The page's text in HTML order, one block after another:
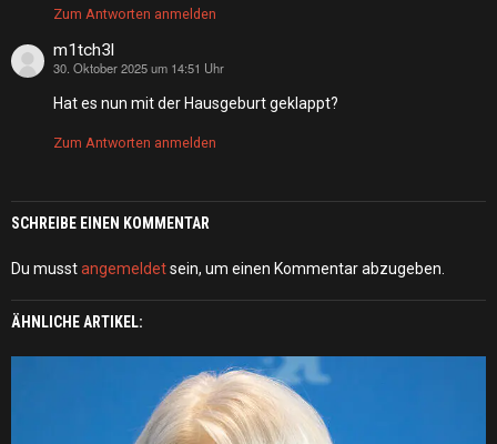
Zum Antworten anmelden
m1tch3l
sagt:
30. Oktober 2025 um 14:51 Uhr
Hat es nun mit der Hausgeburt geklappt?
Zum Antworten anmelden
SCHREIBE EINEN KOMMENTAR
Du musstangemeldetsein, um einen Kommentar abzugeben.
ÄHNLICHE ARTIKEL: